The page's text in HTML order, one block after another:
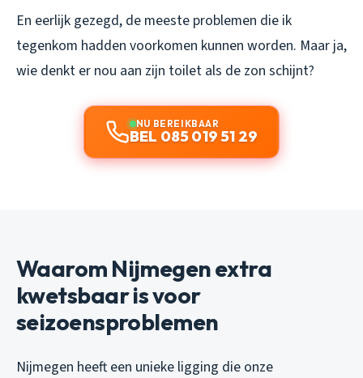
En eerlijk gezegd, de meeste problemen die ik
tegenkom hadden voorkomen kunnen worden. Maar ja,
wie denkt er nou aan zijn toilet als de zon schijnt?
NU BEREIKBAAR
BEL 085 019 51 29
Waarom Nijmegen extra
kwetsbaar is voor
seizoensproblemen
Nijmegen heeft een unieke ligging die onze